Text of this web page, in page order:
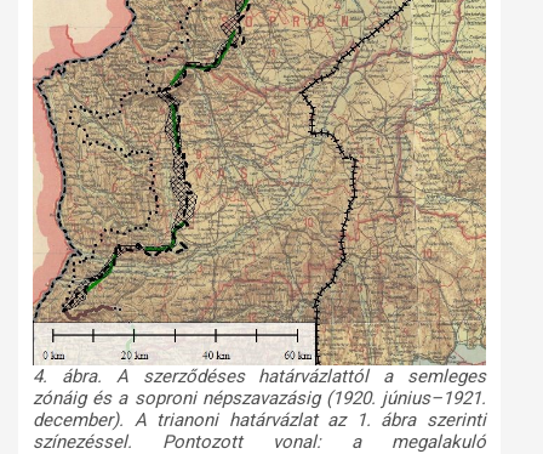
4. ábra. A szerződéses határvázlattól a semleges
zónáig és a soproni népszavazásig (1920. június–1921.
december). A trianoni határvázlat az 1. ábra szerinti
színezéssel. Pontozott vonal: a megalakuló